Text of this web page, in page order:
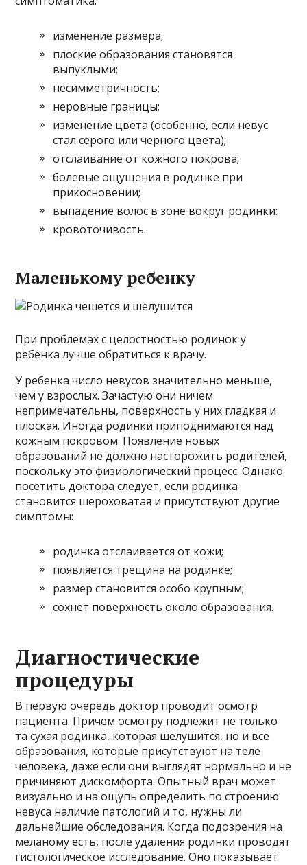
изменение размера;
плоские образования становятся
выпуклыми;
несимметричность;
неровные границы;
изменение цвета (особенно, если невус
стал серого или черного цвета);
отслаивание от кожного покрова;
болевые ощущения в родинке при
прикосновении;
выпадение волос в зоне вокруг родинки:
кровоточивость.
Маленькому ребенку
При проблемах с целостностью родинок у
ребёнка лучше обратиться к врачу.
У ребенка число невусов значительно меньше,
чем у взрослых. Зачастую они ничем
непримечательны, поверхность у них гладкая и
плоская. Иногда родинки приподнимаются над
кожным покровом. Появление новых
образований не должно насторожить родителей,
поскольку это физиологический процесс. Однако
посетить доктора следует, если родинка
становится шероховатая и присутствуют другие
симптомы:
родинка отслаивается от кожи;
появляется трещина на родинке;
размер становится особо крупным;
сохнет поверхность около образования.
Диагностические
процедуры
В первую очередь доктор проводит осмотр
пациента. Причем осмотру подлежит не только
та сухая родинка, которая шелушится, но и все
образования, которые присутствуют на теле
человека, даже если они выглядят нормально и не
причиняют дискомфорта. Опытный врач может
визуально и на ощупь определить по строению
невуса наличие патологий и то, нужны ли
дальнейшие обследования. Когда подозрения на
меланому есть, после удаления родинки проводят
гистологическое исследование. Оно показывает